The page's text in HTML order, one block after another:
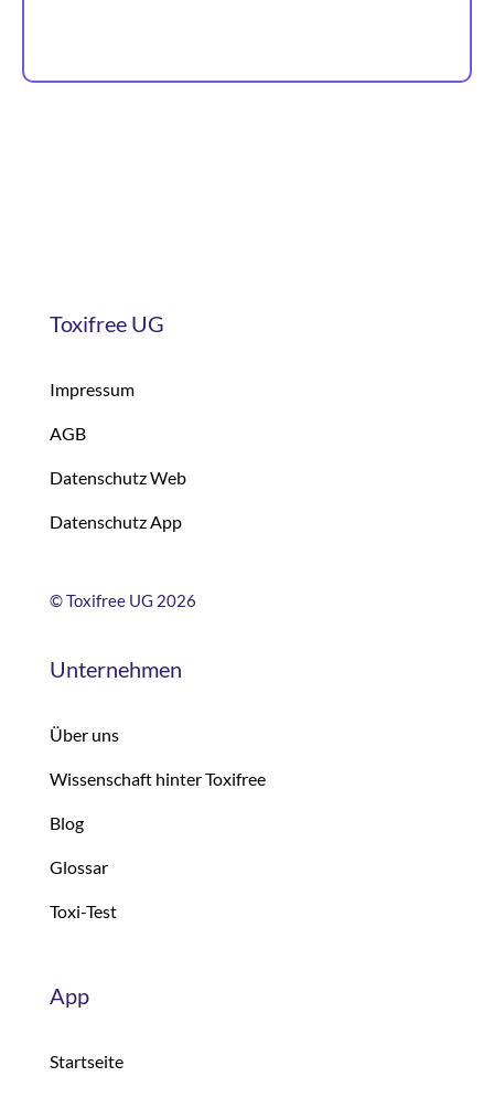
Toxifree UG
Impressum
AGB
Datenschutz Web
Datenschutz App
©Toxifree UG 2026
Unternehmen
Über uns
Wissenschaft hinter Toxifree
Blog
Glossar
Toxi-Test
App
Startseite